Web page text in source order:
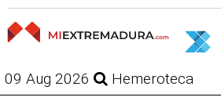
09 Aug 2026 Hemeroteca